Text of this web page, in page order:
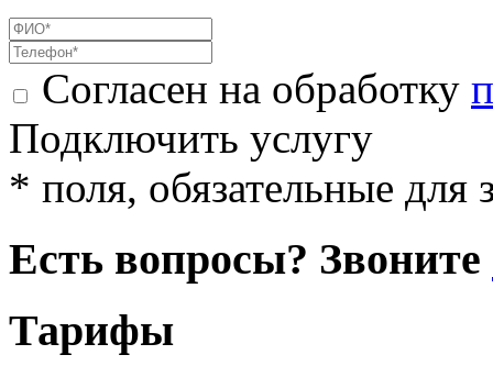
Согласен на обработку
Подключить услугу
* поля, обязательные для
Есть вопросы? Звоните
Тарифы